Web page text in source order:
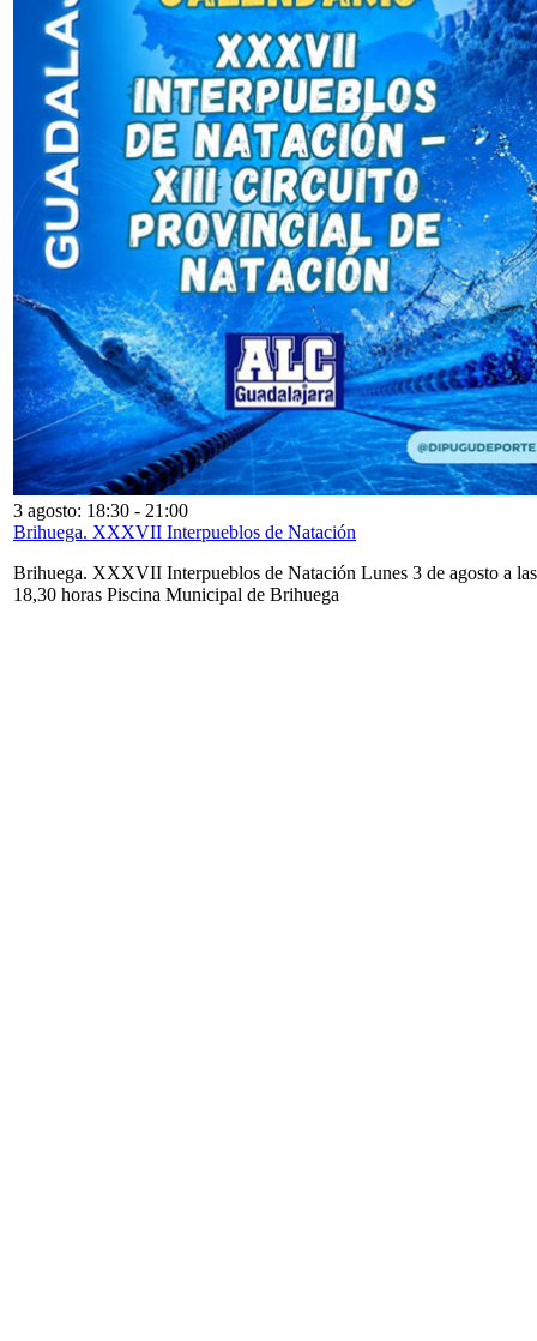
3 agosto: 18:30 - 21:00
Brihuega. XXXVII Interpueblos de Natación
Brihuega. XXXVII Interpueblos de Natación Lunes 3 de agosto a las
18,30 horas Piscina Municipal de Brihuega